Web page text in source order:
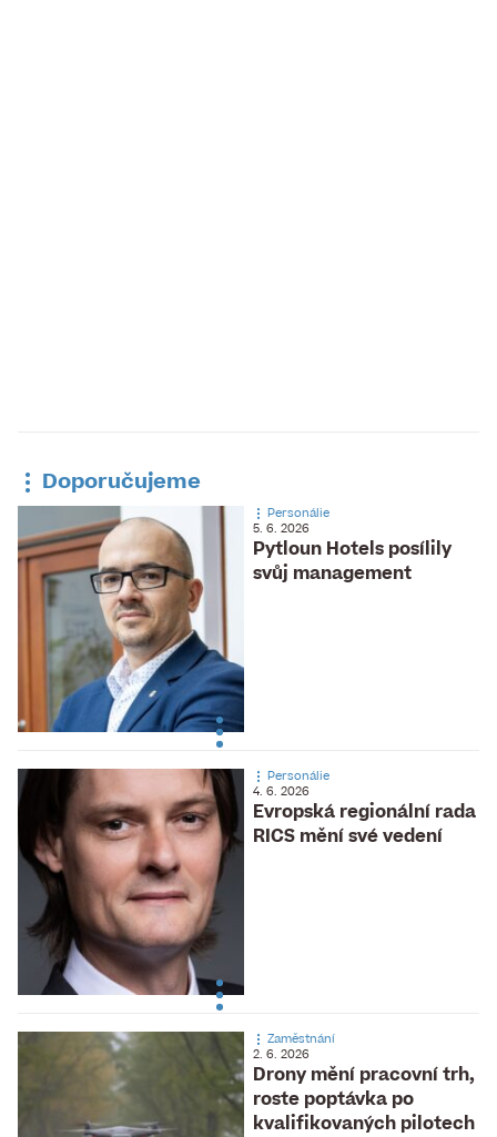
Doporučujeme
Pytloun Hotels posílily
svůj management
Personálie
5. 6. 2026
Evropská regionální rada
RICS mění své vedení
Personálie
4. 6. 2026
Drony mění pracovní trh,
roste poptávka po
kvalifikovaných pilotech
Zaměstnání
2. 6. 2026